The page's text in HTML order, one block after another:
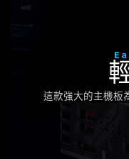
這款強大的主機板